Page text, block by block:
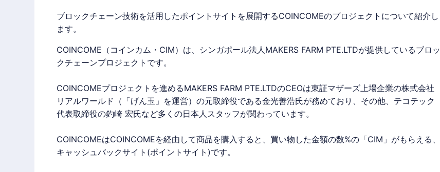
ブロックチェーン技術を活用したポイントサイトを展開するCOINCOMEのプロジェクトについて紹介し
ます。
COINCOME （コインカム・CIM）は、シンガポール法人MAKERS FARM PTE.LTDが提供しているブロッ
クチェーンプロジェクトです。
COINCOMEプロジェクトを進めるMAKERS FARM PTE.LTDのCEOは東証マザーズ上場企業の株式会社
リアルワールド（「げん玉」を運営）の元取締役である金光善浩氏が務めており、その他、テコテック
代表取締役の釣崎 宏氏など多くの日本人スタッフが関わっています。
COINCOMEはCOINCOMEを経由して商品を購入すると、買い物した金額の数%の「CIM」がもらえる、
キャッシュバックサイト(ポイントサイト )です。